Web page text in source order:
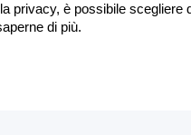
privacy, è possibile scegliere
di più.